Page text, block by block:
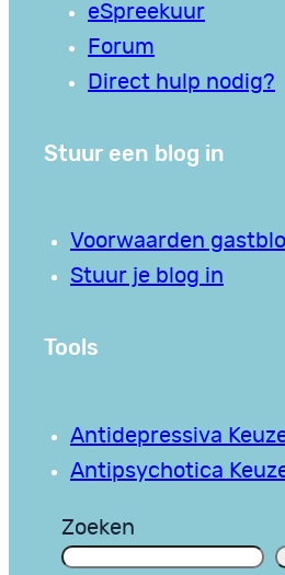
eSpreekuur
Forum
Direct hulp nodig?
Stuur een blog in
Voorwaarden
Stuur je blog in
Tools
Antidepressiva
Antipsychotica
Zoeken